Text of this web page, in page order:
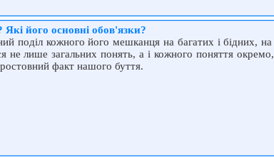
його основні обов'язки?
поділ кожного його мешканця на багатих і бідних,
лише загальних понять, а і кожного поняття
факт нашого буття.